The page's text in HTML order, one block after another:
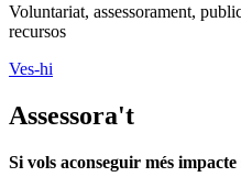
Voluntariat, assessorament,
recursos
Ves-hi
Assessora't
Si vols aconseguir més